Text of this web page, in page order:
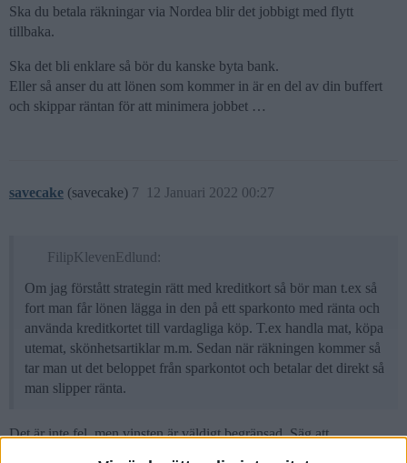
Ska du betala räkningar via Nordea blir det jobbigt med flytt
tillbaka.
Ska det bli enklare så bör du kanske byta bank.
Eller så anser du att lönen som kommer in är en del av din buffert
och skippar räntan för att minimera jobbet …
savecake (savecake) 12 Januari 2022 00:27
7
FilipKlevenEdlund:
Om jag förstått strategin rätt med kreditkort så bör man t.ex så
fort man får lönen lägga in den på ett sparkonto med ränta och
använda kreditkortet till vardagliga köp. T.ex handla mat, köpa
utemat, skönhetsartiklar m.m. Sedan när räkningen kommer så
tar man ut det beloppet från sparkontot och betalar det direkt så
man slipper ränta.
Det är inte fel, men vinsten är väldigt begränsad. Säg att